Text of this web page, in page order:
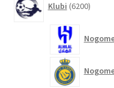
Klubi 6200izdelkov